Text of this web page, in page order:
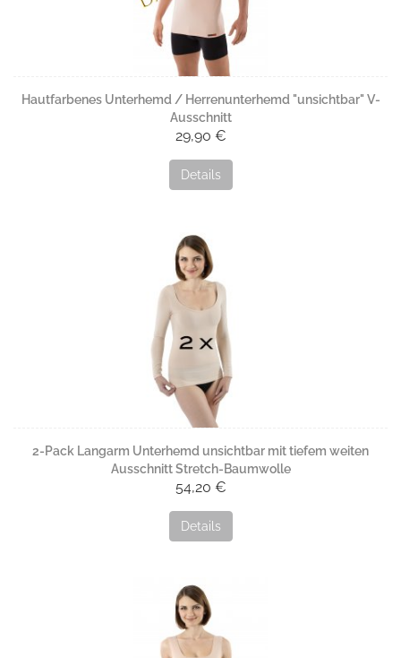
Hautfarbenes Unterhemd / Herrenunterhemd "unsichtbar" V-
Ausschnitt
29,90 €
Details
2-Pack Langarm Unterhemd unsichtbar mit tiefem weiten
Ausschnitt Stretch-Baumwolle
54,20 €
Details